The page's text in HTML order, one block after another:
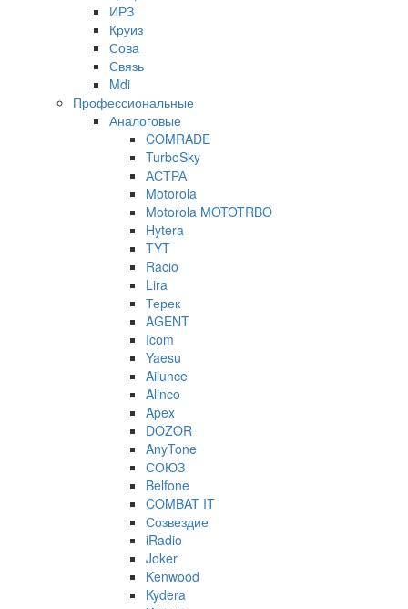
ИРЗ
Круиз
Сова
Связь
Mdi
Профессиональные
Аналоговые
COMRADE
TurboSky
АСТРА
Motorola
Motorola MOTOTRBO
Hytera
TYT
Racio
Lira
Терек
AGENT
Icom
Yaesu
Ailunce
Alinco
Apex
DOZOR
AnyTone
СОЮЗ
Belfone
COMBAT IT
Созвездие
iRadio
Joker
Kenwood
Kydera